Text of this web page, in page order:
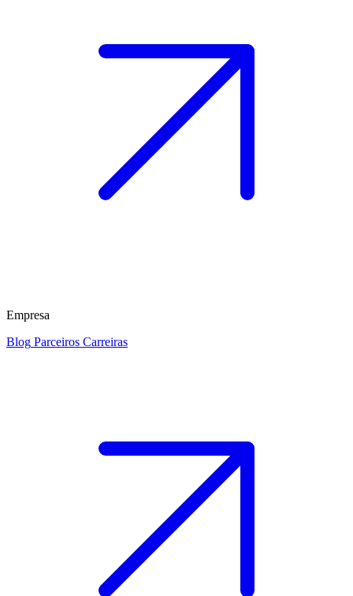
Empresa
Blog Parceiros Carreiras